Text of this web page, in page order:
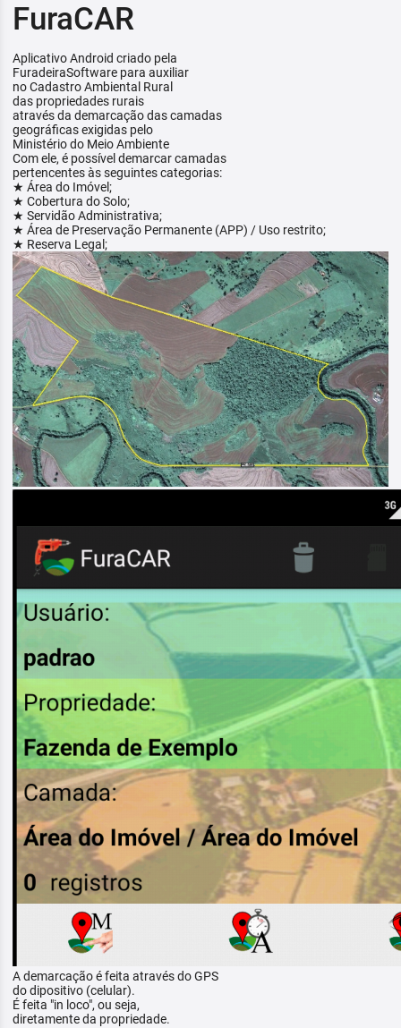
FuraCAR
Aplicativo Android criado pela
FuradeiraSoftware para auxiliar
no Cadastro Ambiental Rural
das propriedades rurais
através da demarcação das camadas
geográficas exigidas pelo
Ministério do Meio Ambiente
Com ele, é possível demarcar camadas
pertencentes às seguintes categorias:
★ Área do Imóvel;
★ Cobertura do Solo;
★ Servidão Administrativa;
★ Área de Preservação Permanente (APP) / Uso restrito;
★ Reserva Legal;
A demarcação é feita através do GPS
do dipositivo (celular).
É feita "in loco", ou seja,
diretamente da propriedade.